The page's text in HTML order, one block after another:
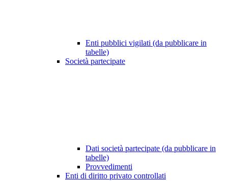
Enti pubblici vigilati (da pubblicare in
tabelle)
Società partecipate
Dati società partecipate (da pubblicare in
tabelle)
Provvedimenti
Enti di diritto privato controllati